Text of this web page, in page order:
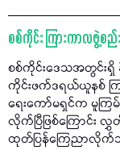
စစ်ကိုင်း ကြားကာလဖွဲ့စ
စစ်ကိုင်းဒေသအတွင်းရှိ
ကိုင်းဖက်ဒရယ်ယူနစ် ကြ
ရေးကော်မရှင်က မူက
လိုက်ပြီဖြစ်ကြောင်
ထုတ်ပြန်ကြေညာလိုက်